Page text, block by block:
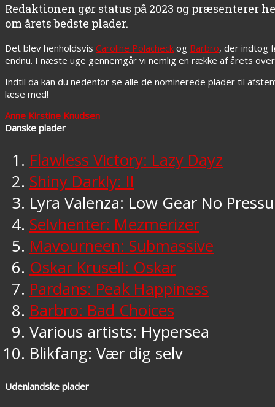
Redaktionen gør status på 2023 og
om årets bedste plader.
Det blev henholdsvis Caroline Polacheck og Barbro, der indtog
endnu. I næste uge gennemgår vi nemlig en række af årets
Indtil da kan du nedenfor se alle de nominerede plader til
læse med!
Anne Kirstine Knudsen
Danske plader
Flawless Victory: Lazy Dayz
Shiny Darkly: II
Lyra Valenza: Low Gear No
Selvhenter: Mezmerizer
Mavourneen: Submassive
Oskar Krusell: Oskar
Pardans: Peak Happiness
Barbro: Bad Choices
Various artists: Hypersea
Blikfang: Vær dig selv
Udenlandske plader